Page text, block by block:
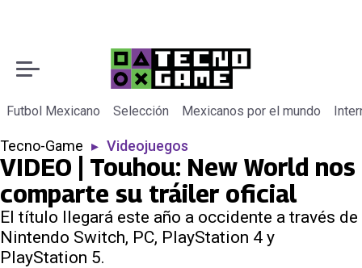
Futbol Mexicano Selección Mexicanos por el mundo
Tecno-Game ▸ Videojuegos
VIDEO | Touhou: New World nos
comparte su tráiler oficial
El título llegará este año a occidente a través de
Nintendo Switch, PC, PlayStation 4 y
PlayStation 5.